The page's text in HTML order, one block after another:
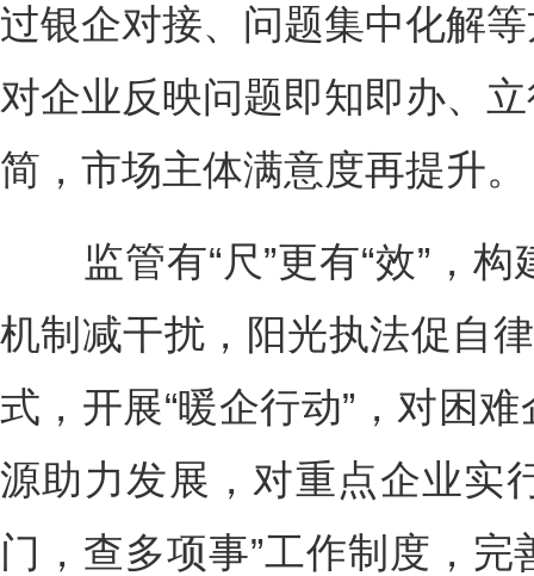
过银企对接、问题集中化解
对企业反映问题即知即办、
简，市场主体满意度再提升。
监管有“尺”更有“效”，构
机制减干扰，阳光执法促自
式，开展“暖企行动”，对困
源助力发展，对重点企业实
门，查多项事”工作制度，